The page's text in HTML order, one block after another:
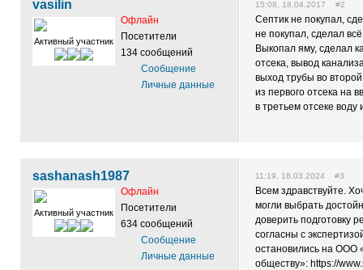
vasilin
Активный участник
Офлайн
Посетители
134 сообщений
Сообщение
Личные данные
15:08, 18.04.2017 #2
Септик не покупал,
не покупал, сделал
Выкопал яму, сделал
отсека, вывод
выход трубы во
из первого отсека на
в третьем отсеке
sashanash1987
Активный участник
Офлайн
Посетители
634 сообщений
Сообщение
Личные данные
11:19, 18.03.2024 #3
Всем здравствуйте.
могли выбрать
доверить подготовку
согласны с
остановились на ООО
обществу»: https://